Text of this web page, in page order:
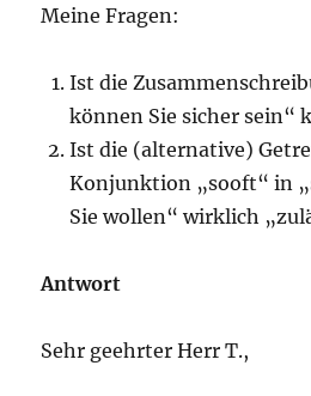
Meine Fragen:
Ist die
können Sie sicher sein“
Ist die (alternative)
Konjunktion „sooft“ in
Sie wollen“ wirklich
Antwort
Sehr geehrter Herr T.,